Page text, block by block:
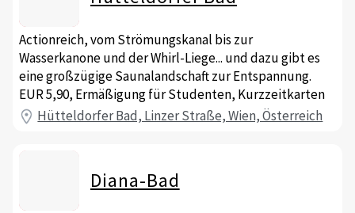
Actionreich, vom Strömungskanal bis zur
Wasserkanone und der Whirl-Liege... und dazu gibt es
eine großzügige Saunalandschaft zur Entspannung.
EUR 5,90, Ermäßigung für Studenten, Kurzzeitkarten
Hütteldorfer Bad, Linzer Straße, Wien, Österreich
Diana-Bad